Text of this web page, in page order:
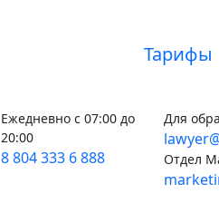
Тарифы
Ежедневно с 07:00 до
20:00
8 804 333 6 888
Для
Отдел